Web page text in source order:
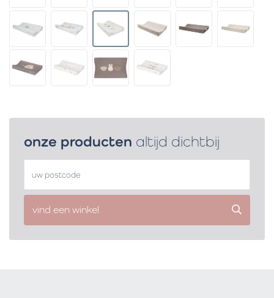
onze producten altijd dichtbij
vind een winkel